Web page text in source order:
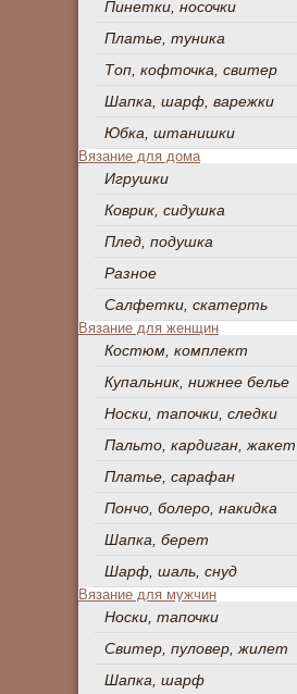
Пинетки, носочки
Платье, туника
Топ, кофточка, свитер
Шапка, шарф, варежки
Юбка, штанишки
Вязание для дома
Игрушки
Коврик, сидушка
Плед, подушка
Разное
Салфетки, скатерть
Вязание для женщин
Костюм, комплект
Купальник, нижнее белье
Носки, тапочки, следки
Пальто, кардиган, жакет
Платье, сарафан
Пончо, болеро, накидка
Шапка, берет
Шарф, шаль, снуд
Вязание для мужчин
Носки, тапочки
Свитер, пуловер, жилет
Шапка, шарф